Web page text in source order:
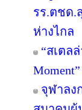
รร.ตชด.
ห่างไกล
“สเตล
จุฬาลง